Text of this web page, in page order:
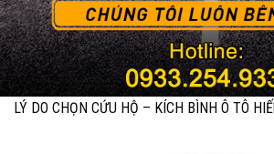
LÝ DO CHỌN CỨU HỘ – KÍCH BÌNH Ô TÔ